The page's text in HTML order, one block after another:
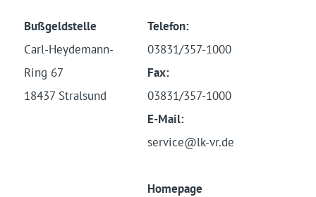
Bußgeldstelle
Carl-Heydemann-
Ring 67
18437 Stralsund
Telefon:
03831/357-1000
Fax:
03831/357-1000
E-Mail:
service@lk-vr.de
Homepage